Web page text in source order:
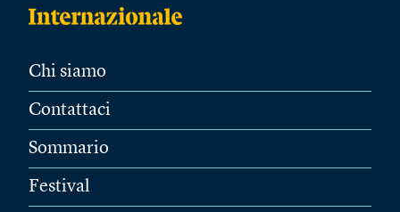
Chi siamo
Contattaci
Sommario
Festival